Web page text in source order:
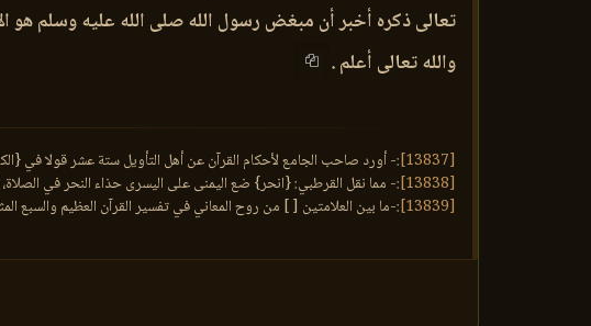
تعالى ذكره أخبر أن مبغض رسول الله صلى الله عليه وسلم
والله تعالى أعلم .
[13837]
:- أورد صاحب الجامع لأحكام القرآن عن أهل التأويل ستة عشر قولا في
[13838]
:- مما نقل القرطبي: {انحر} ضع اليمنى على اليسرى حذاء النحر في الصلاة،
[13839]
:-ما بين العلامتين [ ] من روح المعاني في تفسير القرآن العظيم والسبع